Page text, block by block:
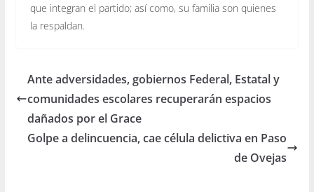
que integran el partido; así como, su familia son quienes
la respaldan.
Ante adversidades, gobiernos Federal, Estatal y
comunidades escolares recuperarán espacios
dañados por el Grace
Golpe a delincuencia, cae célula delictiva en Paso
de Ovejas